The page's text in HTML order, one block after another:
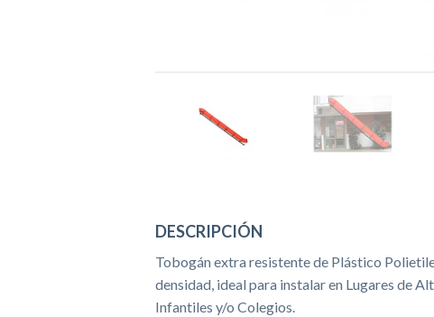
DESCRIPCIÓN
Tobogán extra resistente de Plástico
densidad, ideal para instalar en Lugares de
Infantiles y/o Colegios.